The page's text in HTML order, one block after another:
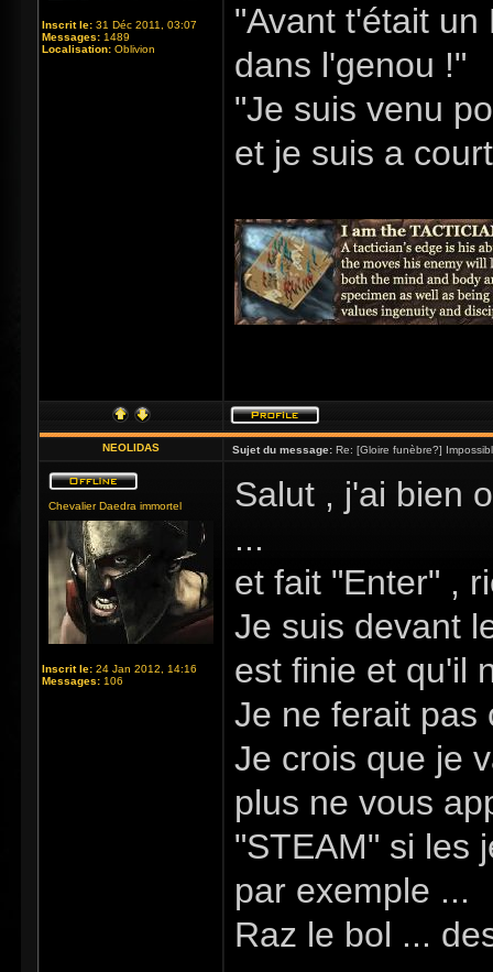
Inscrit le: 31 Déc 2011, 03:07
Messages: 1489
Localisation: Oblivion
"Avant t'était
dans l'genou !"
"Je suis venu
et je suis a
NEOLIDAS Sujet du message: Re: [Gloire funèbre?]
Chevalier Daedra immortel
Inscrit le: 24 Jan 2012, 14:16
Messages: 106
Salut , j'ai bien
...
et fait "Enter" ,
Je suis devant
est finie et qu'il
Je ne ferait pas
Je crois que je
plus ne vous
"STEAM" si les
par exemple ...
Raz le bol ...